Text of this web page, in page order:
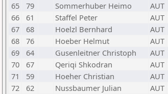
65
79 Sommerhuber Heimo AUT
66
61 Staffel Peter AUT
67
68 Hoelzl Bernhard AUT
68
76 Hoeber Helmut AUT
69
64 Gusenleitner Christoph AUT
70
67 Qeriqi Shkodran AUT
71
59 Hoeher Christian AUT
72
62 Nussbaumer Julian AUT